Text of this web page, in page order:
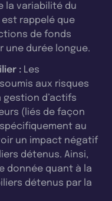
la variabilité du
est rappelé que
de fonds
une durée longue.
: Les
aux risques
d’actifs
(liés de façon
au
un impact négatif
détenus. Ainsi,
donnée quant à la
détenus par la